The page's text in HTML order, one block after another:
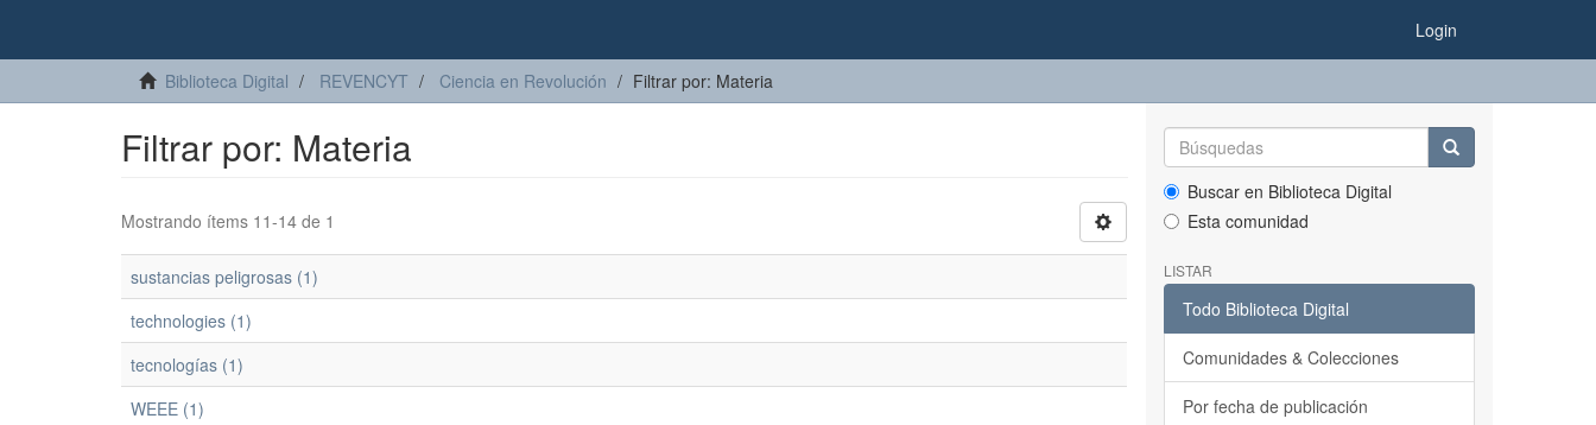
Login
Biblioteca Digital REVENCYT Ciencia en Revolución Filtrar por: Materia
Filtrar por: Materia
Mostrando ítems 11-14 de 1
sustancias peligrosas (1)
technologies (1)
tecnologías (1)
WEEE (1)
Buscar en Biblioteca Digital
Esta comunidad
LISTAR
Todo Biblioteca Digital
Comunidades & Colecciones
Por fecha de publicación